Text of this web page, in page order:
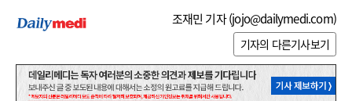
조재민 기자 (jojo@dailymedi.com)
기자의 다른기사보기